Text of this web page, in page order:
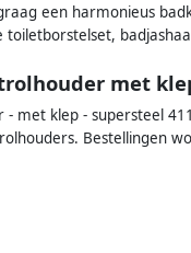
een harmonieus
toiletborstelset,
met
met klep - supersteel
Bestellingen